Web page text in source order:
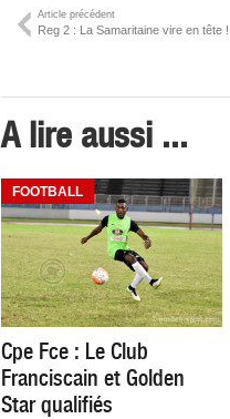
Article précédent
Reg 2 : La Samaritaine vire en tête !
A lire aussi ...
FOOTBALL
Cpe Fce : Le Club
Franciscain et Golden
Star qualifiés